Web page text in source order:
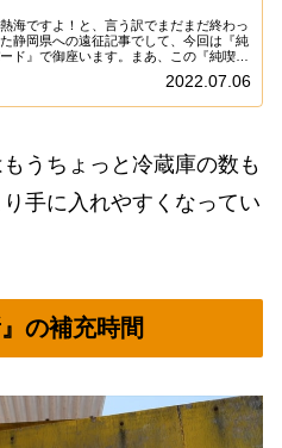
海ですよ！と、言う訳でまだまだ終わっ
静岡県への遠征記事でして、今回は『純
ド』で御座います。まあ、この『純喫茶
長い釣り竿とかデカいクーラーボックスみ
2022.07.06
うちょっと冷蔵庫の数も
手に入れやすくなってい
の補充時間